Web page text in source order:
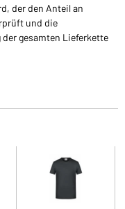
der den Anteil an
und die
gesamten Lieferkette